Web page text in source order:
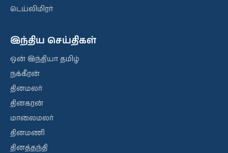
டெய்லிமிரர்
இந்திய செய்திகள்
ஒன் இந்தியா தமிழ்
நக்கீரன்
தினமலர்
தினகரன்
மாலைமலர்
தினமணி
தினத்தந்தி